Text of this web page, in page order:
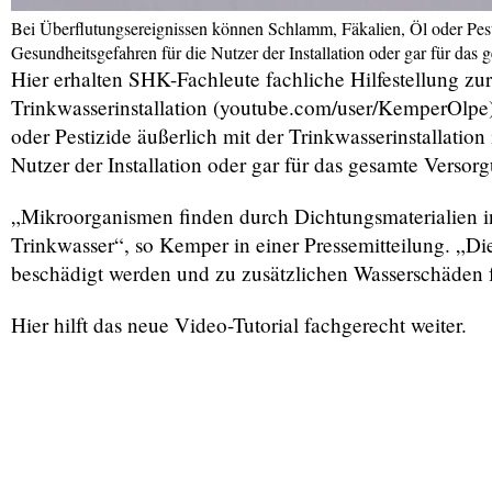
Bei Überflutungsereignissen können Schlamm, Fäkalien, Öl oder
Gesundheitsgefahren für die Nutzer der Installation oder gar für das
Hier erhalten SHK-Fachleute fachliche Hilfestellung
Trinkwasserinstallation (youtube.com/user/
oder Pestizide äußerlich mit der
Nutzer der Installation oder gar für das gesamte
„Mikroorganismen finden durch Dichtungsmaterialien
Trinkwasser“, so Kemper in einer Pressemitteilung.
beschädigt werden und zu zusätzlichen Wasserschäden
Hier hilft das neue Video-Tutorial fachgerecht weiter.